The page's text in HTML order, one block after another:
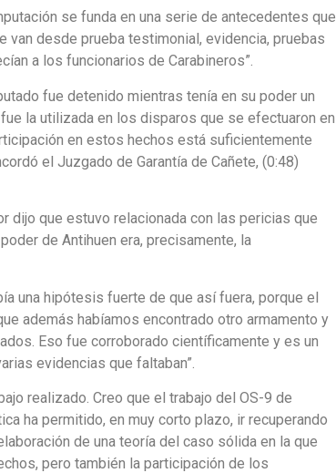
se funda en una serie de antecedentes que
desde prueba testimonial, evidencia, pruebas
a los funcionarios de Carabineros”.
fue detenido mientras tenía en su poder un
la utilizada en los disparos que se efectuaron en
en estos hechos está suficientemente
el Juzgado de Garantía de Cañete, (0:48)
dijo que estuvo relacionada con las pericias que
de Antihuen era, precisamente, la
una hipótesis fuerte de que así fuera, porque el
además habíamos encontrado otro armamento y
Eso fue corroborado científicamente y es un
evidencias que faltaban”.
realizado. Creo que el trabajo del OS-9 de
ha permitido, en muy corto plazo, ir recuperando
de una teoría del caso sólida en la que
pero también la participación de los